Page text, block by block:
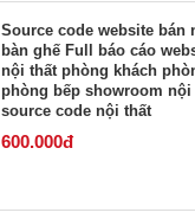
Source code website bán
bàn ghế Full báo cáo
nội thất phòng khách
phòng bếp showroom nội
source code nội thất
600.000đ